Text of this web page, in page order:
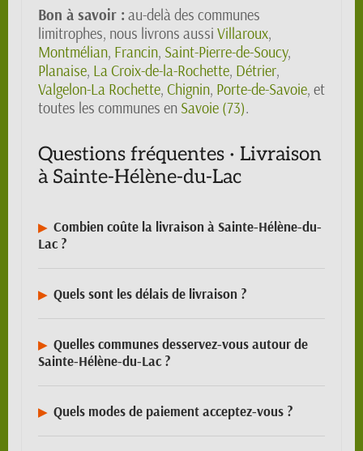
Bon à savoir : au-delà des communes
limitrophes, nous livrons aussi Villaroux,
Montmélian, Francin, Saint-Pierre-de-Soucy,
Planaise, La Croix-de-la-Rochette, Détrier,
Valgelon-La Rochette, Chignin, Porte-de-Savoie, et
toutes les communes en Savoie (73).
Questions fréquentes · Livraison
à Sainte-Hélène-du-Lac
Combien coûte la livraison à Sainte-Hélène-du-
Lac ?
Quels sont les délais de livraison ?
Quelles communes desservez-vous autour de
Sainte-Hélène-du-Lac ?
Quels modes de paiement acceptez-vous ?